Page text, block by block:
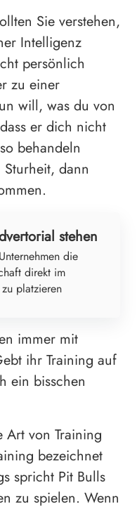
Sie verstehen,
Intelligenz
persönlich
zu einer
will, was du von
er dich nicht
behandeln
dann
stehen
die
direkt im
platzieren
immer mit
ihr Training auf
ein bisschen
von Training
bezeichnet
spricht Pit Bulls
zu spielen. Wenn